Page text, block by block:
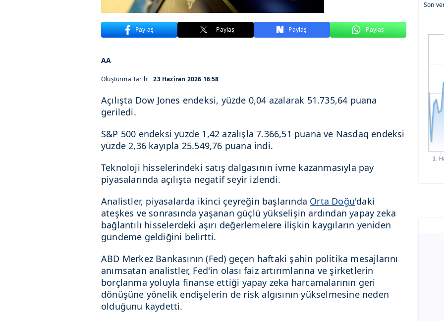
Paylaş Paylaş Paylaş Paylaş
AA
Oluşturma Tarihi 23 Haziran 2026 16:58
Açılışta Dow Jones endeksi, yüzde 0,04 azalarak 51.735,64 puana
geriledi.
S&P 500 endeksi yüzde 1,42 azalışla 7.366,51 puana ve Nasdaq endeksi
yüzde 2,36 kayıpla 25.549,76 puana indi.
Teknoloji hisselerindeki satış dalgasının ivme kazanmasıyla pay
piyasalarında açılışta negatif seyir izlendi.
Analistler, piyasalarda ikinci çeyreğin başlarında Orta Doğu'daki
ateşkes ve sonrasında yaşanan güçlü yükselişin ardından yapay zeka
bağlantılı hisselerdeki aşırı değerlemelere ilişkin kaygıların yeniden
gündeme geldiğini belirtti.
ABD Merkez Bankasının (Fed) geçen haftaki şahin politika mesajlarını
anımsatan analistler, Fed'in olası faiz artırımlarına ve şirketlerin
borçlanma yoluyla finanse ettiği yapay zeka harcamalarının geri
dönüşüne yönelik endişelerin de risk algısının yükselmesine neden
olduğunu kaydetti.
Son
1.